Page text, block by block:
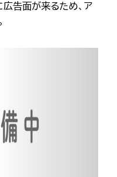
告面が来るため、ア